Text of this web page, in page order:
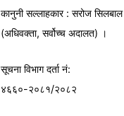
कानुनी सल्लाहकार : सरोज सिलबाल
(अधिवक्ता, सर्वोच्च अदालत) ।
सूचना विभागदर्ता नं:
४६६०-२०८१/२०८२